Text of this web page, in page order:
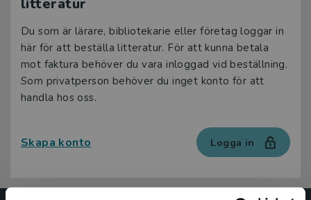
litteratur
Du som är lärare, bibliotekarie eller företag loggar in
här för att beställa litteratur. För att kunna betala
mot faktura behöver du vara inloggad vid beställning.
Som privatperson behöver du inget konto för att
handla hos oss.
Skapa konto Logga in